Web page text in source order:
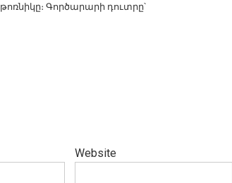
թոռնիկը։ Գործարարի դուտրը՝
Website